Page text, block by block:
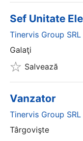
Sef Unitate
Tinervis Group SRL
Galaţi
Salvează
Vanzator
Tinervis Group SRL
Târgovişte